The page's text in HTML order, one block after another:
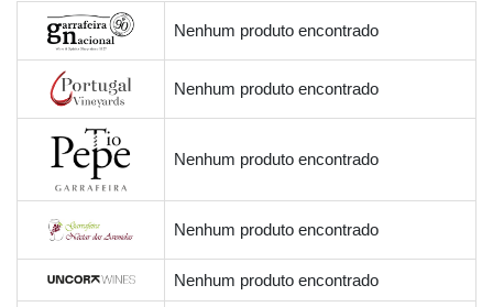
Nenhum produto encontrado
Nenhum produto encontrado
Nenhum produto encontrado
Nenhum produto encontrado
Nenhum produto encontrado